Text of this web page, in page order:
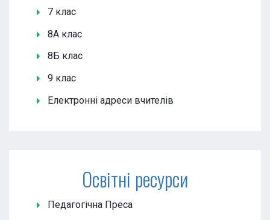
7 клас
8А клас
8Б клас
9 клас
Електронні адреси вчителів
Освітні ресурси
Педагогічна Преса